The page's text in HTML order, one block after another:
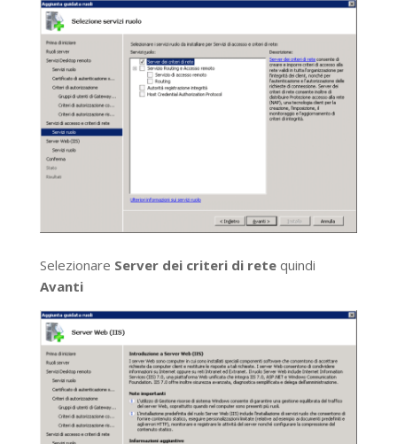
Selezionare Server dei criteri di retequindi
Avanti